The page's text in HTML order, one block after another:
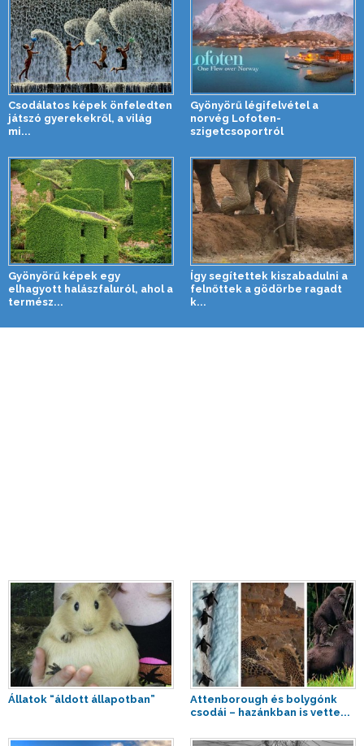
Csodálatos képek önfeledten
játszó gyerekekről, a világ
mi...
Gyönyörű légifelvétel a
norvég Lofoten-
szigetcsoportról
Gyönyörű képek egy
elhagyott halászfaluról, ahol a
termész...
Így segítettek kiszabadulni a
felnőttek a gödörbe ragadt
k...
Állatok “áldott állapotban”
Attenborough és bolygónk
csodái – hazánkban is vette...